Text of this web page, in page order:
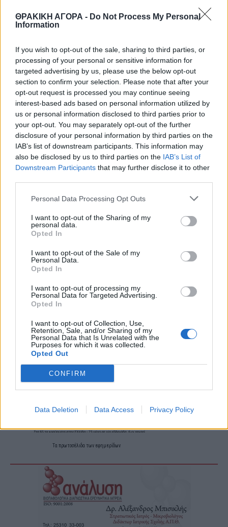
ΘΡΑΚΙΚΗ ΑΓΟΡΑ - Do Not Process My Personal
Information
If you wish to opt-out of the sale, sharing to third parties, or
processing of your personal or sensitive information for
targeted advertising by us, please use the below opt-out
section to confirm your selection. Please note that after your
opt-out request is processed you may continue seeing
interest-based ads based on personal information utilized by
us or personal information disclosed to third parties prior to
your opt-out. You may separately opt-out of the further
disclosure of your personal information by third parties on the
IAB’s list of downstream participants. This information may
also be disclosed by us to third parties on the IAB’s List of
Downstream Participants that may further disclose it to other
Personal Data Processing Opt Outs
I want to opt-out of the Sharing of my
personal data.
Opted In
I want to opt-out of the Sale of my
Personal Data.
Opted In
I want to opt-out of processing my
Personal Data for Targeted Advertising.
Opted In
I want to opt-out of Collection, Use,
Retention, Sale, and/or Sharing of my
Personal Data that Is Unrelated with the
Purposes for which it was collected.
Opted Out
CONFIRM
Data Deletion Data Access Privacy Policy
Τα πρωτοσέλιδα των εφημερίδων